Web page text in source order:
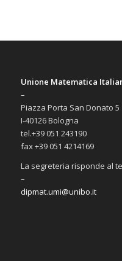
Unione Matematica
–
Piazza Porta San Donato 5
I-40126 Bologna
tel.+39 051 243190
fax +39 051 4214169
La segreteria risponde al
–
dipmat.umi@unibo.it